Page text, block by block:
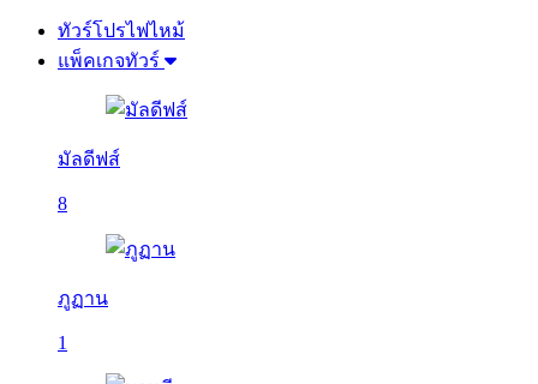
ทัวร์โปรไฟไหม้
แพ็คเกจทัวร์
มัลดีฟส์
8
ภูฏาน
1